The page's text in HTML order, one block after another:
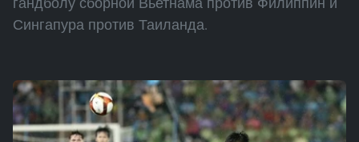
Сингапура против Таиланда.